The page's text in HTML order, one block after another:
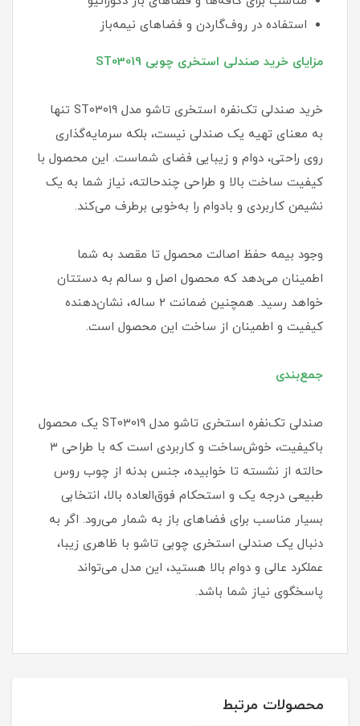
استفاده در روف‌گاردن و فضاهای نیمه‌باز
مزایای خرید صندلی استخری چوبی ST03019
خرید صندلی تک‌نفره استخری تاشو مدل ST03019 تنها
به معنای تهیه یک صندلی نیست، بلکه سرمایه‌گذاری
روی راحتی، دوام و زیبایی فضای شماست. این محصول با
کیفیت ساخت بالا و طراحی چندحالته، نیاز شما به یک
نشیمن کاربردی و بادوام را به‌خوبی برطرف می‌کند.
وجود بیمه حفظ اصالت محصول تا مقصد به شما
اطمینان می‌دهد که محصول اصل و سالم به دستتان
خواهد رسید. همچنین ضمانت ۲ ساله، نشان‌دهنده
کیفیت و اطمینان از ساخت این محصول است.
جمع‌بندی
صندلی تک‌نفره استخری تاشو مدل ST03019 یک محصول
باکیفیت، خوش‌ساخت و کاربردی است که با طراحی ۳
حالته از نشسته تا خوابیده، جنس بدنه از چوب روس
طبیعی درجه یک و استحکام فوق‌العاده بالا، انتخابی
بسیار مناسب برای فضاهای باز به شمار می‌رود. اگر به
دنبال یک صندلی استخری چوبی تاشو با ظاهری زیبا،
عملکرد عالی و دوام بالا هستید، این مدل می‌تواند
پاسخگوی نیاز شما باشد.
محصولات مرتبط